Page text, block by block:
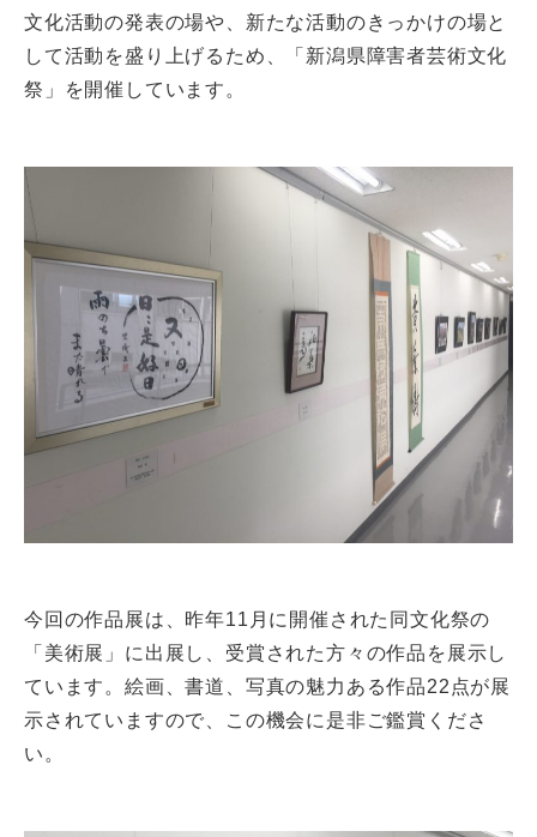
文化活動の発表の場や、新たな活動のきっかけの場と
して活動を盛り上げるため、「新潟県障害者芸術文化
祭」を開催しています。
今回の作品展は、昨年11月に開催された同文化祭の
「美術展」に出展し、受賞された方々の作品を展示し
ています。絵画、書道、写真の魅力ある作品22点が展
示されていますので、この機会に是非ご鑑賞くださ
い。